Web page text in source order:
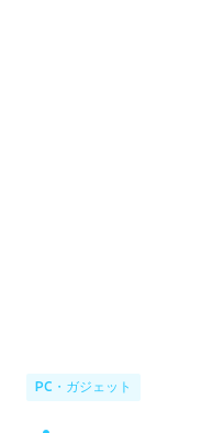
PC・ガジェット